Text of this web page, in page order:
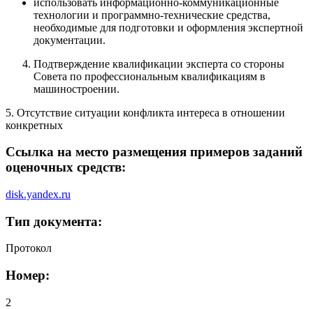
технологии и программно-технические средства,
необходимые для подготовки и оформления экспертной
документации.
Подтверждение квалификации эксперта со стороны
Совета по профессиональным квалификациям в
машиностроении.
5. Отсутствие ситуации конфликта интереса в отношении
конкретных
Ссылка на место размещения примеров заданий
оценочных средств:
disk.yandex.ru
Тип документа:
Протокол
Номер:
2